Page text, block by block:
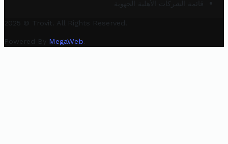
قائمة الشركات الأهلية الجهوية
2025 © Trovit. All Rights Reserved.
Powered By MegaWeb